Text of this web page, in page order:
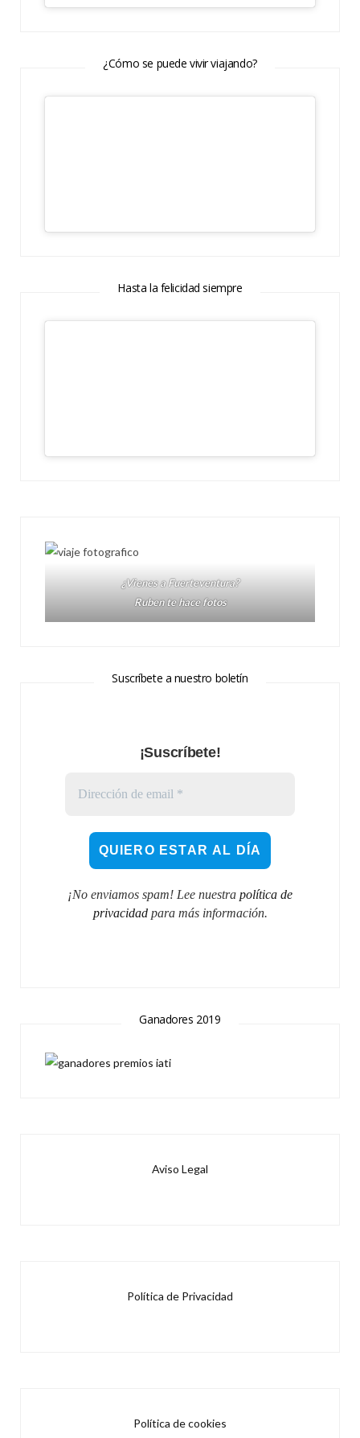
¿Cómo se puede vivir viajando?
Hasta la felicidad siempre
¿Vienes a Fuerteventura?
Ruben te hace fotos
Suscríbete a nuestro boletín
¡Suscríbete!
¡No enviamos spam! Lee nuestra política de
privacidadpara más información.
Ganadores 2019
Aviso Legal
Política de Privacidad
Política de cookies